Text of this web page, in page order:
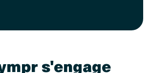
s'engage